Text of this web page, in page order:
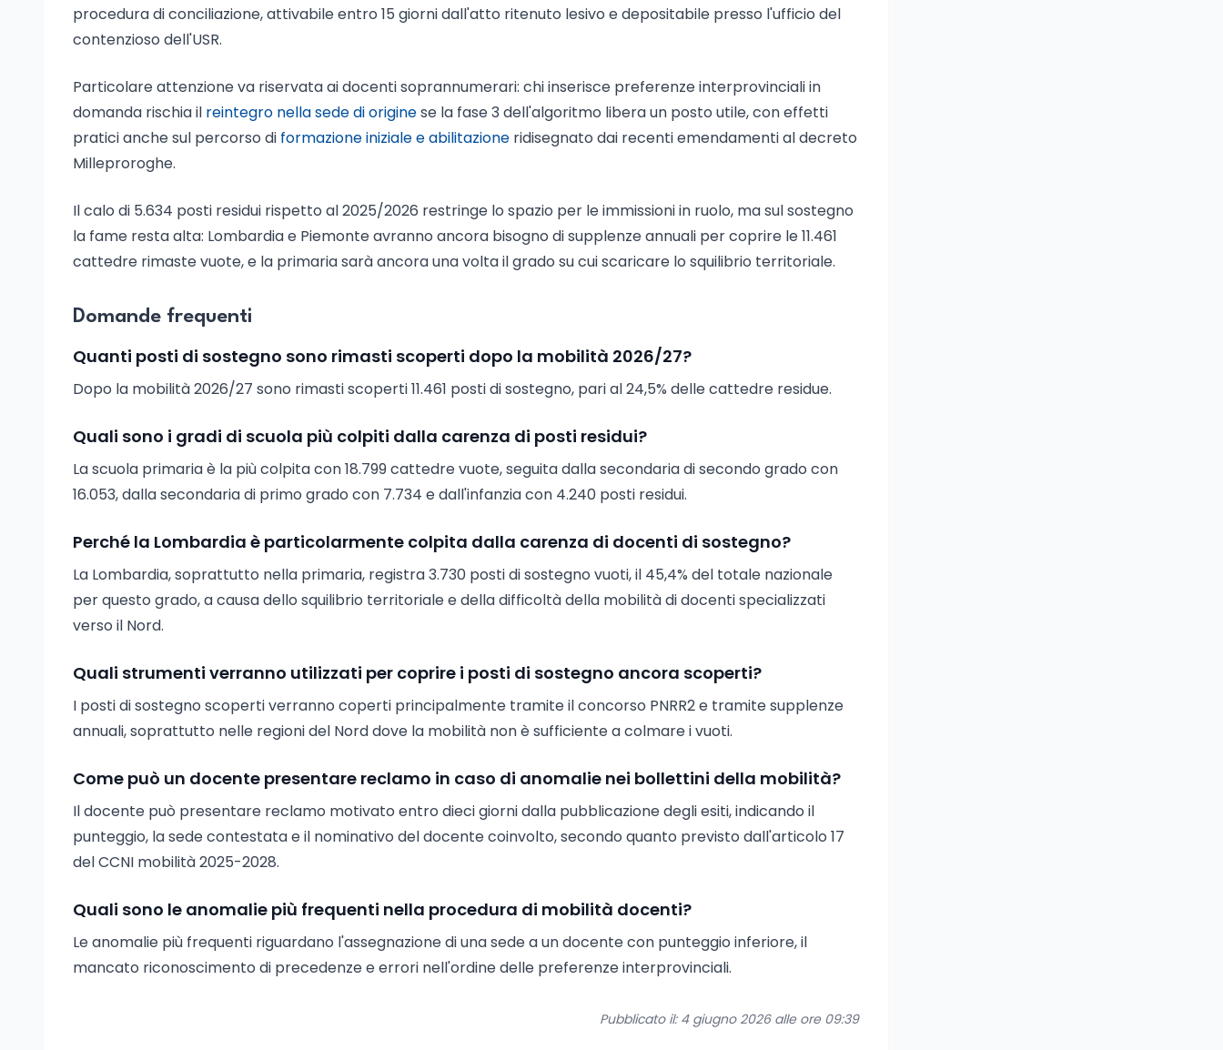
procedura di conciliazione, attivabile entro 15 giorni dall'atto ritenuto lesivo e depositabile presso l'ufficio del
contenzioso dell'USR.
Particolare attenzione va riservata ai docenti soprannumerari: chi inserisce preferenze interprovinciali in
domanda rischia il reintegro nella sede di originese la fase 3 dell'algoritmo libera un posto utile, con effetti
pratici anche sul percorso di formazione iniziale e abilitazione ridisegnato dai recenti emendamenti al decreto
Milleproroghe.
Il calo di 5.634 posti residui rispetto al 2025/2026 restringe lo spazio per le immissioni in ruolo, ma sul sostegno
la fame resta alta: Lombardia e Piemonte avranno ancora bisogno di supplenze annuali per coprire le 11.461
cattedre rimaste vuote, e la primaria sarà ancora una volta il grado su cui scaricare lo squilibrio territoriale.
Domande frequenti
Quanti posti di sostegno sono rimasti scoperti dopo la mobilità 2026/27?
Dopo la mobilità 2026/27 sono rimasti scoperti 11.461 posti di sostegno, pari al 24,5% delle cattedre residue.
Quali sono i gradi di scuola più colpiti dalla carenza di posti residui?
La scuola primaria è la più colpita con 18.799 cattedre vuote, seguita dalla secondaria di secondo grado con
16.053, dalla secondaria di primo grado con 7.734 e dall'infanzia con 4.240 posti residui.
Perché la Lombardia è particolarmente colpita dalla carenza di docenti di sostegno?
La Lombardia, soprattutto nella primaria, registra 3.730 posti di sostegno vuoti, il 45,4% del totale nazionale
per questo grado, a causa dello squilibrio territoriale e della difficoltà della mobilità di docenti specializzati
verso il Nord.
Quali strumenti verranno utilizzati per coprire i posti di sostegno ancora scoperti?
I posti di sostegno scoperti verranno coperti principalmente tramite il concorso PNRR2 e tramite supplenze
annuali, soprattutto nelle regioni del Nord dove la mobilità non è sufficiente a colmare i vuoti.
Come può un docente presentare reclamo in caso di anomalie nei bollettini della mobilità?
Il docente può presentare reclamo motivato entro dieci giorni dalla pubblicazione degli esiti, indicando il
punteggio, la sede contestata e il nominativo del docente coinvolto, secondo quanto previsto dall'articolo 17
del CCNI mobilità 2025-2028.
Quali sono le anomalie più frequenti nella procedura di mobilità docenti?
Le anomalie più frequenti riguardano l'assegnazione di una sede a un docente con punteggio inferiore, il
mancato riconoscimento di precedenze e errori nell'ordine delle preferenze interprovinciali.
Pubblicato il: 4 giugno 2026 alle ore 09:39